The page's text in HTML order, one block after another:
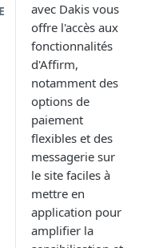
avec Dakis vous
offre l'accès aux
fonctionnalités
d'Affirm,
notamment des
options de
paiement
flexibles et des
messagerie sur
le site faciles à
mettre en
application pour
amplifier la